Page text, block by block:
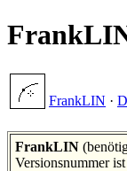
FrankLIN ·
FrankLIN
Versionsnummer